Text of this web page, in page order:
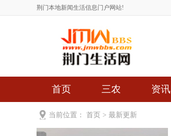
荆门本地新闻生活信息门户网站!
首页 三农 资讯
当前位置： 首页 > 最新更新